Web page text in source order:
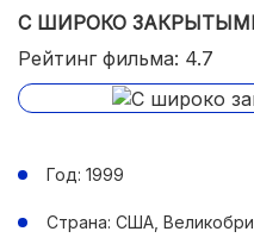
С ШИРОКО
Рейтинг фильма: 4.7
Год: 1999
Страна: США,